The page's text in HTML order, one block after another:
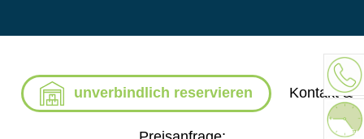
unverbindlich reservieren Kontakt &